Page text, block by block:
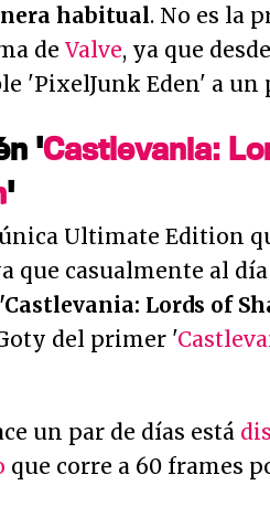
habitual. No es la
de Valve, ya que
'PixelJunk Eden' a un
'Castlevania:
'
Ultimate Edition
que casualmente al
Lords of
del primer '
un par de días está
que corre a 60 frames